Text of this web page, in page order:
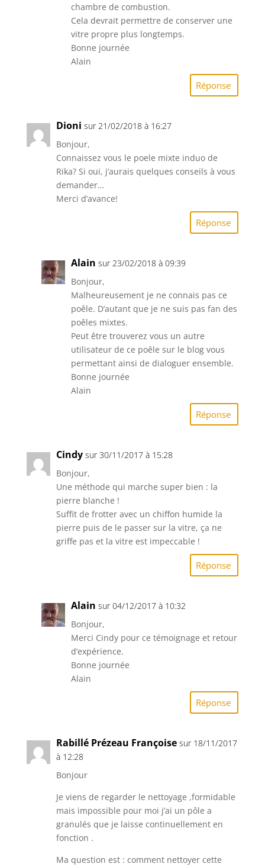
chambre de combustion.
Cela devrait permettre de conserver une
vitre propre plus longtemps.
Bonne journée
Alain
Réponse
Dioni sur 21/02/2018 à 16:27
Bonjour,
Connaissez vous le poele mixte induo de
Rika? Si oui, j’aurais quelques conseils à vous
demander…
Merci d’avance!
Réponse
Alain sur 23/02/2018 à 09:39
Bonjour,
Malheureusement je ne connais pas ce
poêle. D’autant que je ne suis pas fan des
poêles mixtes.
Peut être trouverez vous un autre
utilisateur de ce poêle sur le blog vous
permettant ainsi de dialoguer ensemble.
Bonne journée
Alain
Réponse
Cindy sur 30/11/2017 à 15:28
Bonjour,
Une méthode qui marche super bien : la
pierre blanche !
Suffit de frotter avec un chiffon humide la
pierre puis de le passer sur la vitre, ça ne
griffe pas et la vitre est impeccable !
Réponse
Alain sur 04/12/2017 à 10:32
Bonjour,
Merci Cindy pour ce témoignage et retour
d’expérience.
Bonne journée
Alain
Réponse
Rabillé Prézeau Françoise sur 18/11/2017
à 12:28
Bonjour
Je viens de regarder le nettoyage ,formidable
mais impossible pour moi j’ai un pôle a
granulés que je laisse continuellement en
fonction .
Ma question est : comment nettoyer cette